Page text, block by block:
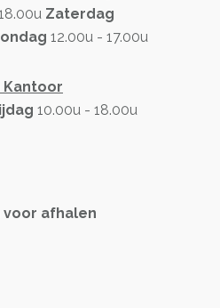
Zaterdag
12.00u - 17.00u
Kantoor
10.00u - 18.00u
afhalen